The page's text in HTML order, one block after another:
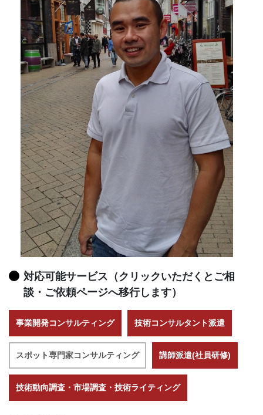
対応可能サービス（クリックいただくとご相
談・ご依頼ページへ移行します）
事業開発コンサルティング 技術コンサルタント派遣
スポット専門家コンサルティング 講師派遣(社員研修)
技術動向調査・市場調査・技術ライティング